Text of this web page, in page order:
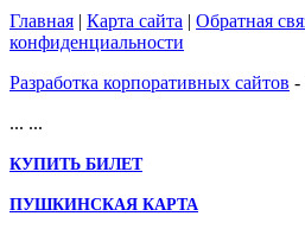
Главная | Карта сайта | Обратная
конфиденциальности
Разработка корпоративных сайтов -
... ...
КУПИТЬ БИЛЕТ
ПУШКИНСКАЯ КАРТА